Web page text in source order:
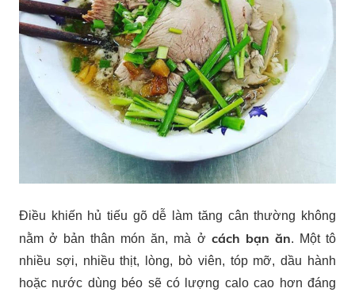
Điều khiến hủ tiếu gõ dễ làm tăng cân thường không
nằm ở bản thân món ăn, mà ở cách bạn ăn. Một tô
nhiều sợi, nhiều thịt, lòng, bò viên, tóp mỡ, dầu hành
hoặc nước dùng béo sẽ có lượng calo cao hơn đáng